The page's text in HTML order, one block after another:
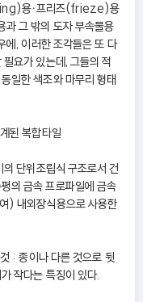
용ㆍ프리즈(frieze)용
과 그 밖의 도자 부속물용
에, 이러한 조각들은 또 다
요가 있는데, 그들의 적
일한 색조와 마무리 형태
된 복합타일
단위조립식 구조로서 건
의 금속 프로파일에 금속
) 내외장식용으로 사용한
: 종이나 다른 것으로 뒷
작다는 특징이 있다.